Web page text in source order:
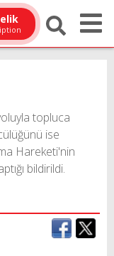
topluca
ise
Hareketi'nin
bildirildi.